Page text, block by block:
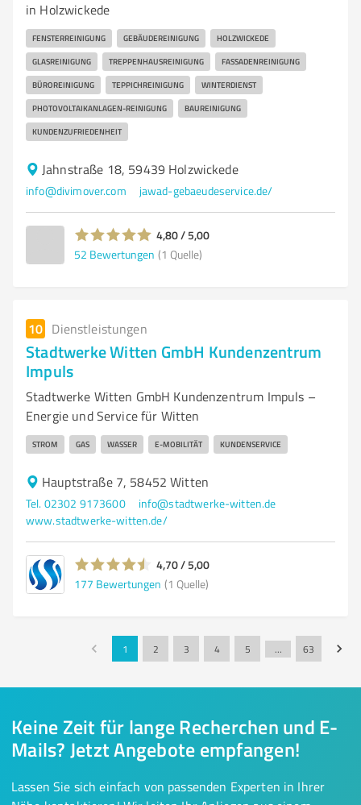
in Holzwickede
FENSTERREINIGUNG GEBÄUDEREINIGUNG HOLZWICKEDE
GLASREINIGUNG TREPPENHAUSREINIGUNG FASSADENREINIGUNG
BÜROREINIGUNG TEPPICHREINIGUNG WINTERDIENST
PHOTOVOLTAIKANLAGEN-REINIGUNG BAUREINIGUNG
KUNDENZUFRIEDENHEIT
Jahnstraße 18, 59439 Holzwickede
info@divimover.com jawad-gebaeudeservice.de/
4,80 / 5,00
52 Bewertungen (1 Quelle)
10 Dienstleistungen
Stadtwerke Witten GmbH Kundenzentrum
Impuls
Stadtwerke Witten GmbH Kundenzentrum Impuls –
Energie und Service für Witten
STROM GAS WASSER E-MOBILITÄT KUNDENSERVICE
Hauptstraße 7, 58452 Witten
Tel. 02302 9173600
info@stadtwerke-witten.de
www.stadtwerke-witten.de/
4,70 / 5,00
177 Bewertungen (1 Quelle)
1 2 3 4 5 … 63
Keine Zeit für lange Recherchen und E-
Mails? Jetzt Angebote empfangen!
Lassen Sie sich einfach von passenden Experten in Ihrer